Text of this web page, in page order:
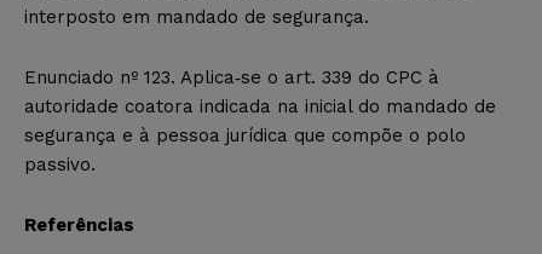
interposto em mandado de segurança.
Enunciado nº 123. Aplica‐se o art. 339 do CPC à
autoridade coatora indicada na inicial do mandado de
segurança e à pessoa jurídica que compõe o polo
passivo.
Referências